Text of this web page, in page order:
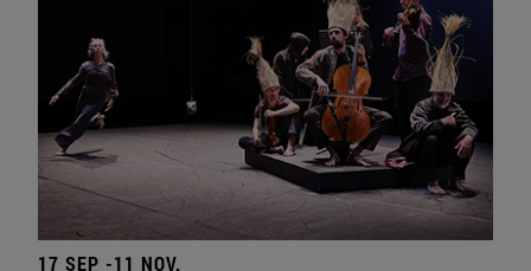
17 SEP -11 NOV.